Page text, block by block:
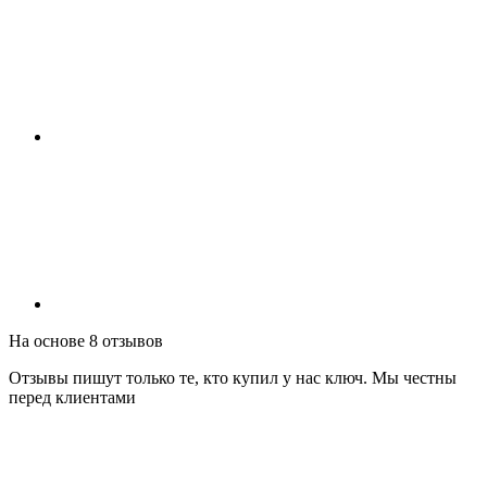
На основе 8 отзывов
Отзывы пишут только те, кто купил у нас ключ. Мы честны
перед клиентами